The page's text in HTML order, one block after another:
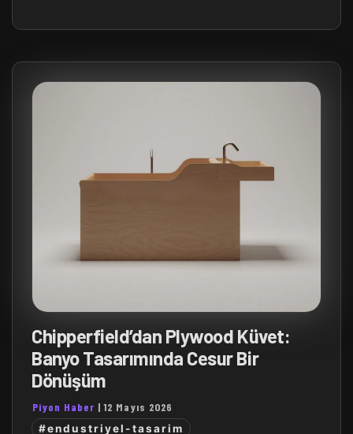
Chipperfield’dan Plywood Küvet:
Banyo Tasarımında Cesur Bir
Dönüşüm
Piyon Haber |12 Mayıs 2026
#endustriyel-tasarim